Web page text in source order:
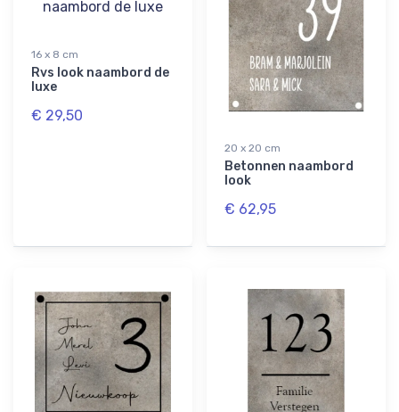
16 x 8 cm
Rvs look naambord de
luxe
€ 29,50
20 x 20 cm
Betonnen naambord
look
€ 62,95